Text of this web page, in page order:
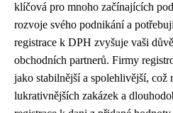
klíčová pro mnoho začínajících
rozvoje svého podnikání a
registrace k DPH zvyšuje vaši
obchodních partnerů. Firmy
jako stabilnější a spolehlivější, což
lukrativnějších zakázek a